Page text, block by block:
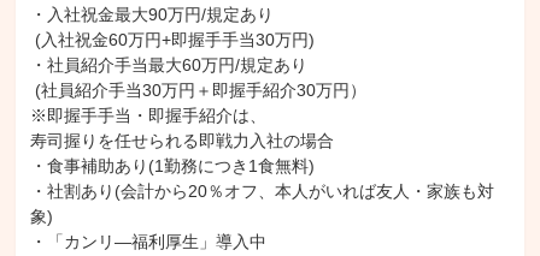
・入社祝金最大90万円/規定あり
・社員紹介手当最大60万円/規定あり
※即握手手当・即握手紹介は、
寿司握りを任せられる即戦力入社の場合
・食事補助あり(1勤務につき1食無料)
・社割あり(会計から20％オフ、本人がいれば友人・家族も対
象)
・「カンリ―福利厚生」導入中